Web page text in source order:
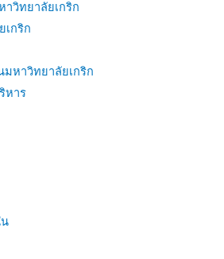
วิทยาลัยเกริก
เกริก
หาวิทยาลัยเกริก
หาร